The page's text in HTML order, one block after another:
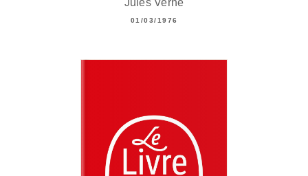
Jules Verne
01/03/1976